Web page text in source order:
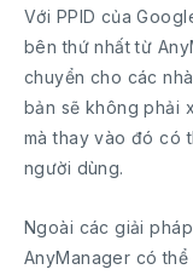
Với PPID của
bên thứ nhất từ
chuyển cho các
bản sẽ không phải
mà thay vào đó có
người dùng.
Ngoài các giải
AnyManager có